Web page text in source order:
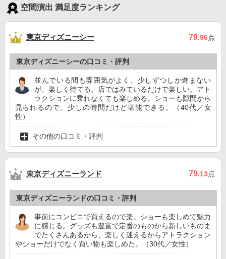
空間演出 満足度ランキング
東京ディズニーシー 79.96点
東京ディズニーシーの口コミ・評判
並んでいる間も雰囲気がよく、少しずつしか進まない
が、楽しく待てる。店ではみているだけで楽しい。アト
ラクションに乗れなくても楽しめる。ショーも隙間から
見られるので、少しの時間だけど堪能できる。（40代／女
性）
その他の口コミ・評判
東京ディズニーランド 79.13点
東京ディズニーランドの口コミ・評判
事前にコンビニで買えるので楽。ショーも楽しめて魅力
に感じる。グッズも豊富で定番のものから新しいものま
でたくさんあるから、楽しく迷えるからアトラクション
やショーだけでなく買い物も楽しめた。（30代／女性）